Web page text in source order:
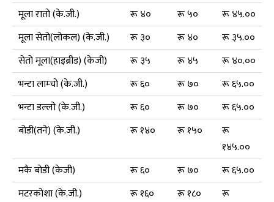
मूला रातो (के.जी.)
रू ४० रू ५०
रू ४५.००
मूला सेतो(लोकल) (के.जी.)
रू ३० रू ४०
रू ३५.००
सेतो मूला(हाइब्रीड) (केजी)
रू ३५ रू ४५
रू ४०.००
भन्टा लाम्चो (के.जी.)
रू ६० रू ७०
रू ६५.००
भन्टा डल्लो (के.जी.)
रू ६० रू ७०
रू ६५.००
बोडी(तने) (के.जी.)
रू १४० रू १५०
रू
१४५.००
मकै बोडी (केजी)
रू ६० रू ७०
रू ६५.००
मटरकोशा (के.जी.)
रू १६० रू १८०
रू